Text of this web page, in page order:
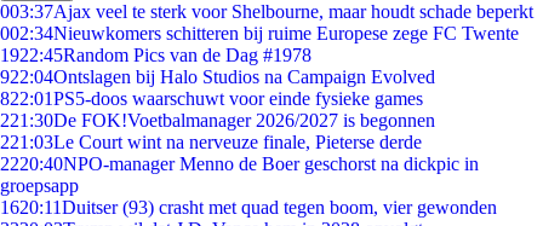
003:37Ajax veel te sterk voor Shelbourne, maar houdt schade beperkt
002:34Nieuwkomers schitteren bij ruime Europese zege FC Twente
1922:45Random Pics van de Dag #1978
922:04Ontslagen bij Halo Studios na Campaign Evolved
822:01PS5-doos waarschuwt voor einde fysieke games
221:30De FOK!Voetbalmanager 2026/2027 is begonnen
221:03Le Court wint na nerveuze finale, Pieterse derde
2220:40NPO-manager Menno de Boer geschorst na dickpic in
groepsapp
1620:11Duitser (93) crasht met quad tegen boom, vier gewonden